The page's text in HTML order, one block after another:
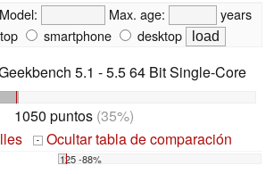
Model: Max. age:
years
smartphone desktop
5.1 - 5.5 64 Bit Single-Core
1050 puntos (35%)
- Ocultar tabla de comparación
125 -88%